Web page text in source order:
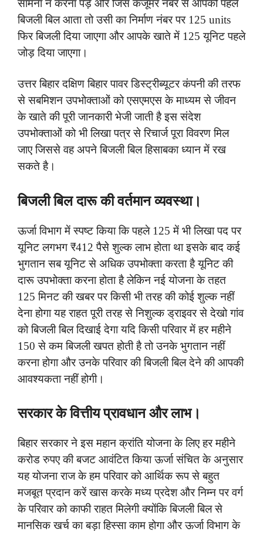
सामना न करना पड़े और जिस कंजूमर नंबर से आपको पहले
बिजली बिल आता तो उसी का निर्माण नंबर पर 125 units
फिर बिजली दिया जाएगा और आपके खाते में 125 यूनिट पहले
जोड़ दिया जाएगा।
उत्तर बिहार दक्षिण बिहार पावर डिस्ट्रीब्यूटर कंपनी की तरफ
से सबमिशन उपभोक्ताओं को एसएमएस के माध्यम से जीवन
के खाते की पूरी जानकारी भेजी जाती है इस संदेश
उपभोक्ताओं को भी लिखा पत्र से रिचार्ज पूरा विवरण मिल
जाए जिससे वह अपने बिजली बिल हिसाबका ध्यान में रख
सकते है।
बिजली बिल दारू की वर्तमान व्यवस्था।
ऊर्जा विभाग में स्पष्ट किया कि पहले 125 में भी लिखा पद पर
यूनिट लगभग ₹412 पैसे शुल्क लाभ होता था इसके बाद कई
भुगतान सब यूनिट से अधिक उपभोक्ता करता है यूनिट की
दारू उपभोक्ता करना होता है लेकिन नई योजना के तहत
125 मिनट की खबर पर किसी भी तरह की कोई शुल्क नहीं
देना होगा यह राहत पूरी तरह से निशुल्क ड्राइवर से देखो गांव
को बिजली बिल दिखाई देगा यदि किसी परिवार में हर महीने
150 से कम बिजली खपत होती है तो उनके भुगतान नहीं
करना होगा और उनके परिवार की बिजली बिल देने की आपकी
आवश्यकता नहीं होगी।
सरकार के वित्तीय प्रावधान और लाभ।
बिहार सरकार ने इस महान क्रांति योजना के लिए हर महीने
करोड रुपए की बजट आवंटित किया ऊर्जा संचित के अनुसार
यह योजना राज के हम परिवार को आर्थिक रूप से बहुत
मजबूत प्रदान करें खास करके मध्य प्रदेश और निम्न पर वर्ग
के परिवार को काफी राहत मिलेगी क्योंकि बिजली बिल से
मानसिक खर्च का बड़ा हिस्सा काम होगा और ऊर्जा विभाग के